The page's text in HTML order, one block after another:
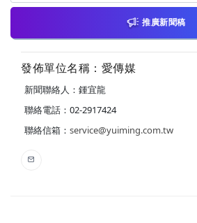
推廣新聞稿
發佈單位名稱：愛傳媒
新聞聯絡人：鍾宜龍
聯絡電話：02-2917424
聯絡信箱： service@yuiming.com.tw